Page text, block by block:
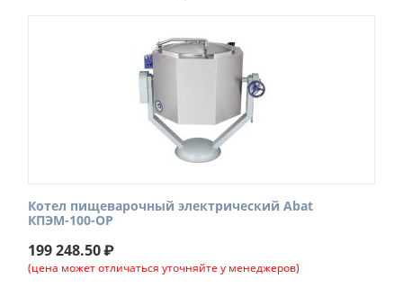
Котел пищеварочный электрический Abat
КПЭМ-100-ОР
199 248.50₽
(цена может отличаться уточняйте у менеджеров)